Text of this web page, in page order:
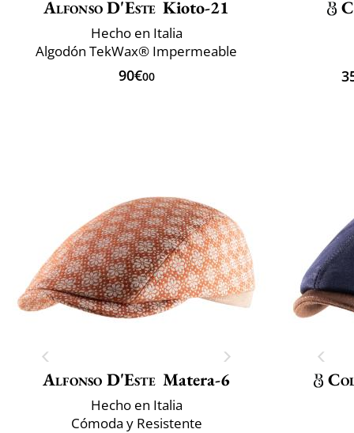
Alfonso D'Este Kioto-21
Hecho en Italia
Algodón TekWax® Impermeable
90€00
Alfonso D'Este Matera-6
Hecho en Italia
Cómoda y Resistente